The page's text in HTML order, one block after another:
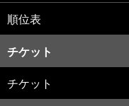
順位表
チケット
チケット